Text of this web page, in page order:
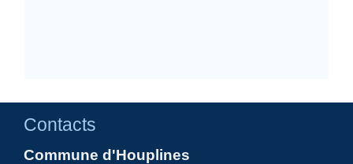
Contacts
Commune d'Houplines